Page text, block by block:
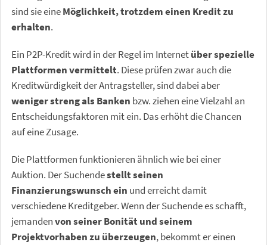
sind sie eineMöglichkeit, trotzdem einen Kredit zu
erhalten.
Ein P2P-Kredit wird in der Regel im Internetüber spezielle
Plattformen vermittelt. Diese prüfen zwar auch die
Kreditwürdigkeit der Antragsteller, sind dabei aber
weniger streng als Banken bzw. ziehen eine Vielzahl an
Entscheidungsfaktoren mit ein. Das erhöht die Chancen
auf eine Zusage.
Die Plattformen funktionieren ähnlich wie bei einer
Auktion. Der Suchendestellt seinen
Finanzierungswunsch ein und erreicht damit
verschiedene Kreditgeber. Wenn der Suchende es schafft,
jemandenvon seiner Bonität und seinem
Projektvorhaben zu überzeugen, bekommt er einen